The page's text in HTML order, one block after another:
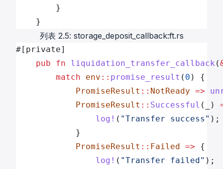
        }
    }
列表 2.5: storage_deposit_callback:ft.rs
#[private]
    pub
fn liquidation_transfer_callback (
        match
env :: promise_result ( 0 ) {
            PromiseResult
:: NotReady =>
            PromiseResult
:: Successful (_)
                log!
( "Transfer success" );
            }
            PromiseResult
:: Failed => {
                log!
( "Transfer failed" );